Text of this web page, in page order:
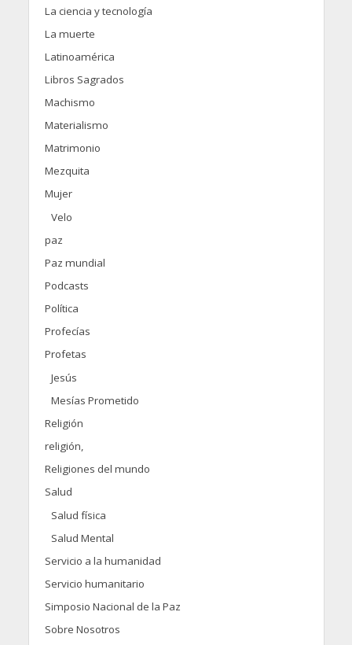
La ciencia y tecnología
La muerte
Latinoamérica
Libros Sagrados
Machismo
Materialismo
Matrimonio
Mezquita
Mujer
Velo
paz
Paz mundial
Podcasts
Política
Profecías
Profetas
Jesús
Mesías Prometido
Religión
religión,
Religiones del mundo
Salud
Salud física
Salud Mental
Servicio a la humanidad
Servicio humanitario
Simposio Nacional de la Paz
Sobre Nosotros